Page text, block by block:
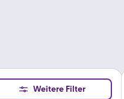
Weitere Filter